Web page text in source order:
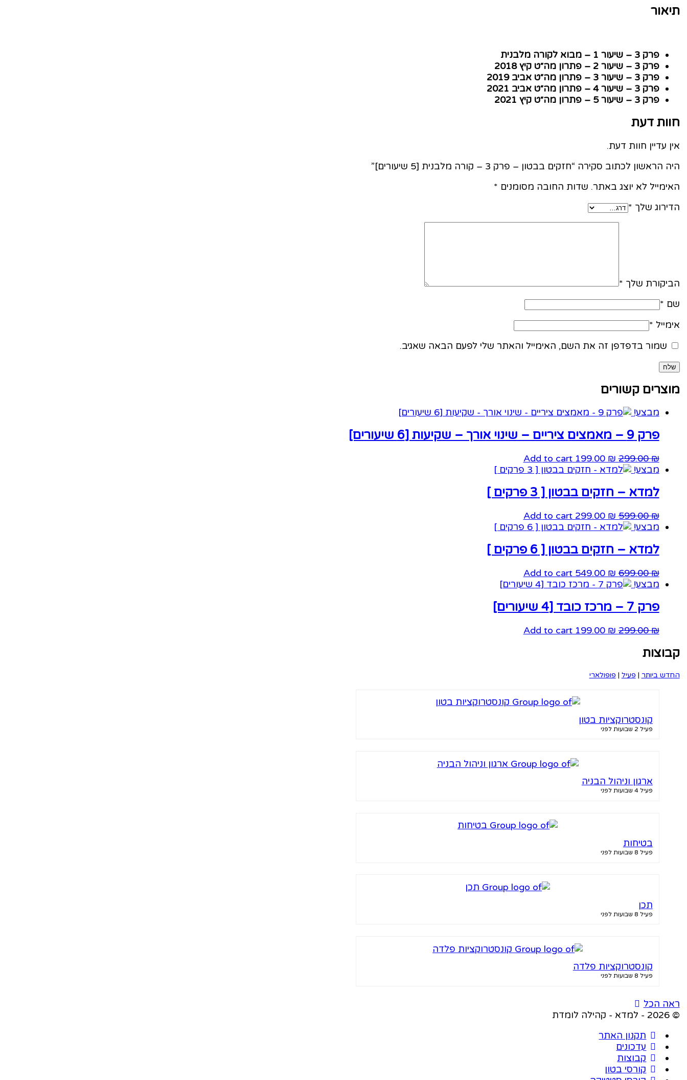
תיאור
פרק 3 – שיעור 1 – מבוא לקורה מלבנית
פרק 3 – שיעור 2 – פתרון מה״ט קיץ 2018
פרק 3 – שיעור 3 – פתרון מה״ט אביב 2019
פרק 3 – שיעור 4 – פתרון מה״ט אביב 2021
פרק 3 – שיעור 5 – פתרון מה״ט קיץ 2021
חוות דעת
אין עדיין חוות דעת.
היה הראשון לכתוב סקירה “חזקים בבטון – פרק 3 – קורה מלבנית [5 שיעורים]”
האימייל לא יוצג באתר. שדות החובה מסומנים *
הדירוג שלך *
הביקורת שלך *
שם *
אימייל *
שמור בדפדפן זה את השם, האימייל והאתר שלי לפעם הבאה שאגיב.
מוצרים קשורים
מבצע!
פרק 9 – מאמצים ציריים – שינוי אורך – שקיעות [6 שיעורים]
299.00₪
המחיר
המקורי
299.00 ₪.
199.00 ₪
המחיר
הנוכחי
199.00 ₪.
Add to cart
מבצע!
למדא – חזקים בבטון [ 3 פרקים ]
599.00₪
המחיר
המקורי
599.00 ₪.
299.00 ₪
המחיר
הנוכחי
299.00 ₪.
Add to cart
מבצע!
למדא – חזקים בבטון [ 6 פרקים ]
699.00₪
המחיר
המקורי
699.00 ₪.
549.00 ₪
המחיר
הנוכחי
549.00 ₪.
Add to cart
מבצע!
פרק 7 – מרכז כובד [4 שיעורים]
299.00₪
המחיר
199.00 ₪
המחיר
Add to cart
קבוצות
החדש ביותר | פעיל | פופולארי
קונסטרוקציות בטון
פעיל 2 שבועות לפני
ארגון וניהול הבניה
פעיל 4 שבועות לפני
בטיחות
פעיל 8 שבועות לפני
תכן
פעיל 8 שבועות לפני
קונסטרוקציות פלדה
פעיל 8 שבועות לפני
ראה הכל
© 2026 - למדא - קהילה לומדת
תקנון האתר
עדכונים
קבוצות
קורסי בטון